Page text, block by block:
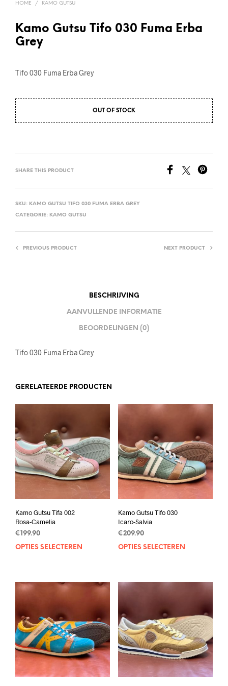
HOME / KAMO GUTSU
Kamo Gutsu Tifo 030 Fuma Erba
Grey
Tifo 030 Fuma Erba Grey
OUT OF STOCK
SHARE THIS PRODUCT
SKU: KAMO GUTSU TIFO 030 FUMA ERBA GREY
CATEGORIE: KAMO GUTSU
PREVIOUS PRODUCT NEXT PRODUCT
BESCHRIJVING
AANVULLENDE INFORMATIE
BEOORDELINGEN (0)
Tifo 030 Fuma Erba Grey
GERELATEERDE PRODUCTEN
Kamo Gutsu Tifa 002
Rosa-Camelia
€ 199.90
OPTIES SELECTEREN
Dit
meerdere
variaties.
optie
kan
gekozen
worden
op
de
productpagina
Kamo Gutsu Tifo 030
Icaro-Salvia
€209.90
OPTIES SELECTEREN
de